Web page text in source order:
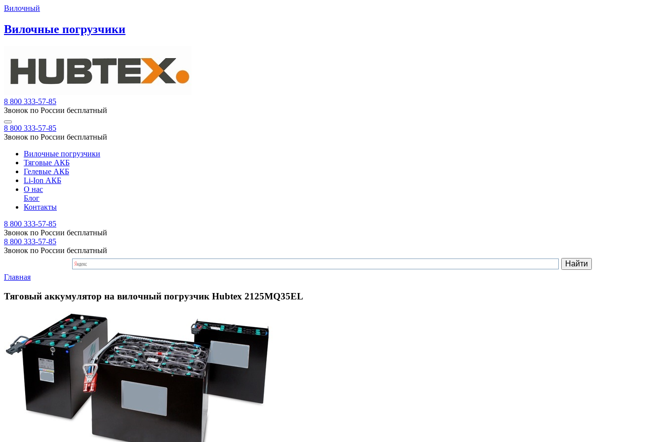
Вилочный
Вилочные погрузчики
8 800 333-57-85
Звонок по России бесплатный
8 800 333-57-85
Звонок по России бесплатный
Вилочные погрузчики
Тяговые АКБ
Гелевые АКБ
Li-Ion АКБ
О нас
Блог
Контакты
8 800 333-57-85
Звонок по России бесплатный
8 800 333-57-85
Звонок по России бесплатный
Главная
Тяговый аккумулятор на вилочный погрузчик Hubtex 2125MQ35EL